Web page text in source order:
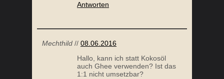
Antworten
Mechthild // 08.06.2016
Hallo, kann ich statt Kokosöl
auch Ghee verwenden? Ist das
1:1 nicht umsetzbar?